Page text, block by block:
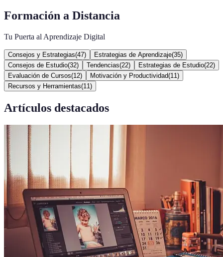
Formación a Distancia
Tu Puerta al Aprendizaje Digital
Consejos y Estrategias(47) Estrategias de Aprendizaje(35)
Consejos de Estudio(32) Tendencias(22) Estrategias de Estudio(22)
Evaluación de Cursos(12) Motivación y Productividad(11 )
Recursos y Herramientas(11 )
Artículos destacados